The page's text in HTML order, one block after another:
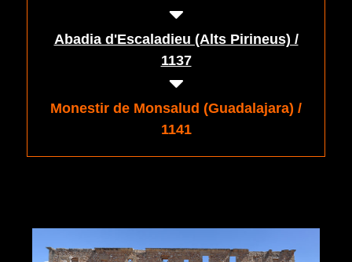
Abadia d'Escaladieu (Alts Pirineus) /
1137
Monestir de Monsalud (Guadalajara) /
1141